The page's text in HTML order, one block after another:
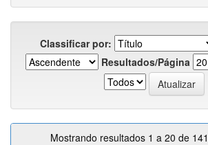
Classificar por:
Resultados/Página
Mostrando resultados 1 a 20 de 141